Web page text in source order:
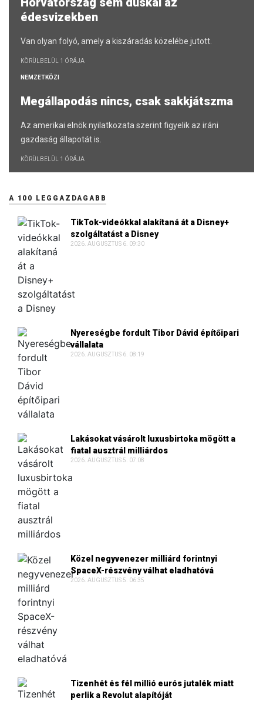
édesvizekben
Van olyan folyó, amely a kiszáradás közelébe jutott.
KÖRÜLBELÜL 1 ÓRÁJA
NEMZETKÖZI
Megállapodás nincs, csak sakkjátszma
Az amerikai elnök nyilatkozata szerint figyelik az iráni
gazdaság állapotát is.
KÖRÜLBELÜL 1 ÓRÁJA
A 100 LEGGAZDAGABB
TikTok-videókkal alakítaná át a Disney+
szolgáltatást a Disney
2026. AUGUSZTUS 6. 09:30
Nyereségbe fordult Tibor Dávid építőipari
vállalata
2026. AUGUSZTUS 6. 08:19
Lakásokat vásárolt luxusbirtoka mögött a
fiatal ausztrál milliárdos
2026. AUGUSZTUS 5. 07:08
Közel negyvenezer milliárd forintnyi
SpaceX-részvény válhat eladhatóvá
2026. AUGUSZTUS 5. 06:35
Tizenhét és fél millió eurós jutalék miatt
perlik a Revolut alapítóját